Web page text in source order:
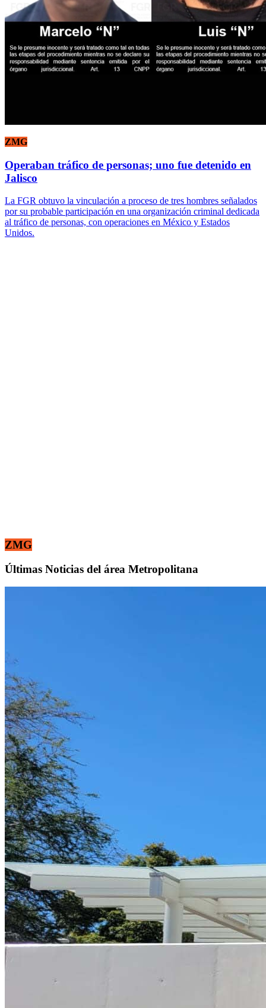
ZMG
Operaban tráfico de personas; uno fue detenido en
Jalisco
La FGR obtuvo la vinculación a proceso de tres hombres señalados
por su probable participación en una organización criminal dedicada
al tráfico de personas, con operaciones en México y Estados
Unidos.
ZMG
Últimas Noticias del área Metropolitana